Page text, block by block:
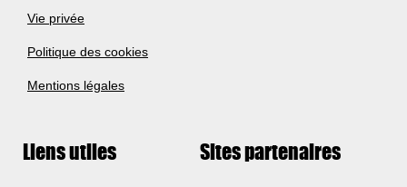
Vie privée
Politique des cookies
Mentions légales
Liens utiles Sites partenaires